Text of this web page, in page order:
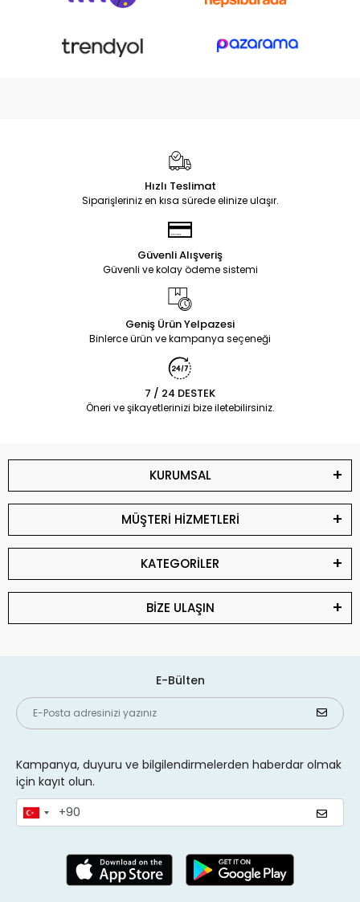
Hızlı Teslimat
Siparişleriniz en kısa sürede elinize ulaşır.
Güvenli Alışveriş
Güvenli ve kolay ödeme sistemi
Geniş Ürün Yelpazesi
Binlerce ürün ve kampanya seçeneği
7 / 24 DESTEK
Öneri ve şikayetlerinizi bize iletebilirsiniz.
KURUMSAL
MÜŞTERİ HİZMETLERİ
KATEGORİLER
BİZE ULAŞIN
E-Bülten
Kampanya, duyuru ve bilgilendirmelerden haberdar olmak
için kayıt olun.